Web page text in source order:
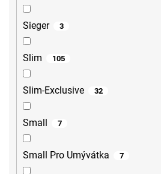
Sieger 3
Slim 105
Slim-Exclusive 32
Small 7
Small Pro Umývátka 7